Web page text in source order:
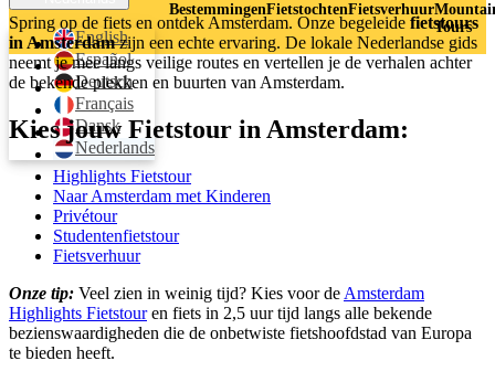
English
Español
Deutsch
Français
Dansk
Nederlands
BestemmingenFietstochtenFietsverhuur
Tours
Spring op de fiets en ontdek Amsterdam. Onze begeleide fietstours
in Amsterdamzijn een echte ervaring. De lokale Nederlandse gids
neemt je mee langs veilige routes en vertellen je de verhalen achter
de bekende plekken en buurten van Amsterdam.
Kies jouw Fietstour in Amsterdam:
Highlights Fietstour
Naar Amsterdam met Kinderen
Privétour
Studentenfietstour
Fietsverhuur
Onze tip: Veel zien in weinig tijd? Kies voor de Amsterdam
Highlights Fietstour en fiets in 2,5 uur tijd langs alle bekende
bezienswaardigheden die de onbetwiste fietshoofdstad van Europa
te bieden heeft.